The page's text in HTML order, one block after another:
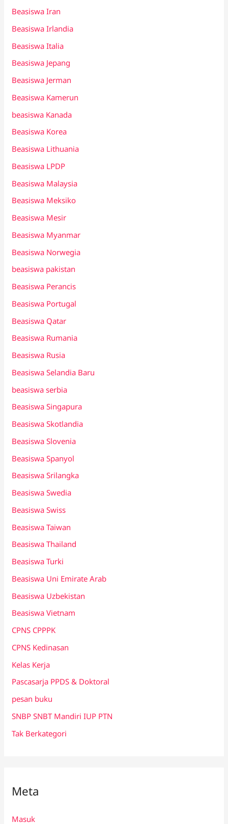
Beasiswa Iran
Beasiswa Irlandia
Beasiswa Italia
Beasiswa Jepang
Beasiswa Jerman
Beasiswa Kamerun
beasiswa Kanada
Beasiswa Korea
Beasiswa Lithuania
Beasiswa LPDP
Beasiswa Malaysia
Beasiswa Meksiko
Beasiswa Mesir
Beasiswa Myanmar
Beasiswa Norwegia
beasiswa pakistan
Beasiswa Perancis
Beasiswa Portugal
Beasiswa Qatar
Beasiswa Rumania
Beasiswa Rusia
Beasiswa Selandia Baru
beasiswa serbia
Beasiswa Singapura
Beasiswa Skotlandia
Beasiswa Slovenia
Beasiswa Spanyol
Beasiswa Srilangka
Beasiswa Swedia
Beasiswa Swiss
Beasiswa Taiwan
Beasiswa Thailand
Beasiswa Turki
Beasiswa Uni Emirate Arab
Beasiswa Uzbekistan
Beasiswa Vietnam
CPNS CPPPK
CPNS Kedinasan
Kelas Kerja
Pascasarja PPDS & Doktoral
pesan buku
SNBP SNBT Mandiri IUP PTN
Tak Berkategori
Meta
Masuk